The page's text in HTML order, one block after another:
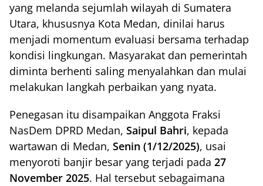
yang melanda sejumlah wilayah di Sumatera
Utara, khususnya Kota Medan, dinilai harus
menjadi momentum evaluasi bersama terhadap
kondisi lingkungan. Masyarakat dan pemerintah
diminta berhenti saling menyalahkan dan mulai
melakukan langkah perbaikan yang nyata.
Penegasan itu disampaikan Anggota Fraksi
NasDem DPRD Medan, Saipul Bahri, kepada
wartawan di Medan, Senin (1/12/2025), usai
menyoroti banjir besar yang terjadi pada 27
November 2025. Hal tersebut sebagaimana